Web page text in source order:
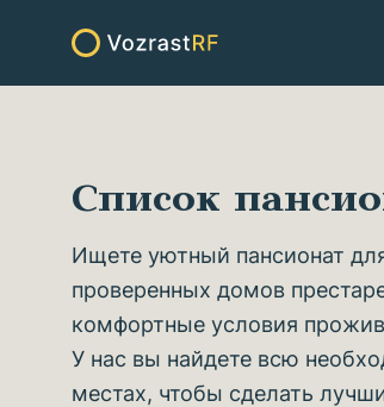
Список
Ищете уютный пансионат
проверенных домов
комфортные условия
У нас вы найдете всю
местах, чтобы сделать